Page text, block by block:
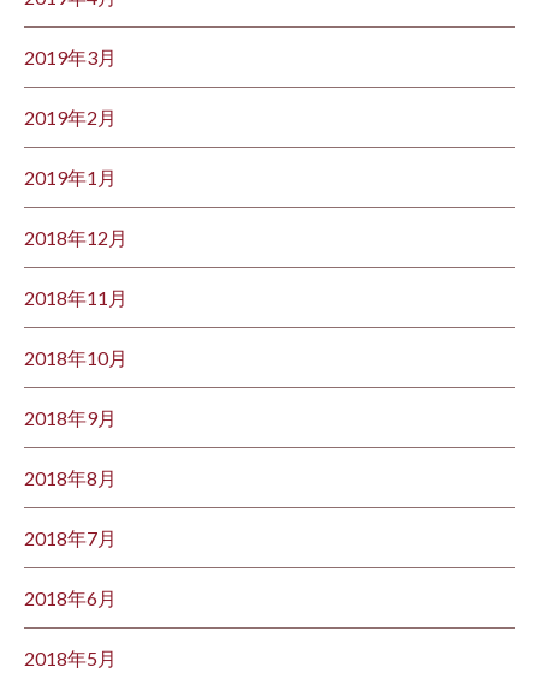
2019年3月
2019年2月
2019年1月
2018年12月
2018年11月
2018年10月
2018年9月
2018年8月
2018年7月
2018年6月
2018年5月